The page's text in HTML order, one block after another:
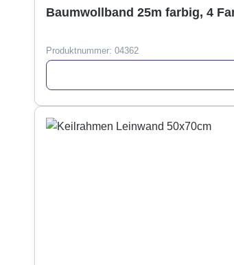
Baumwollband 25m farbig, 4
Produktnummer: 04362